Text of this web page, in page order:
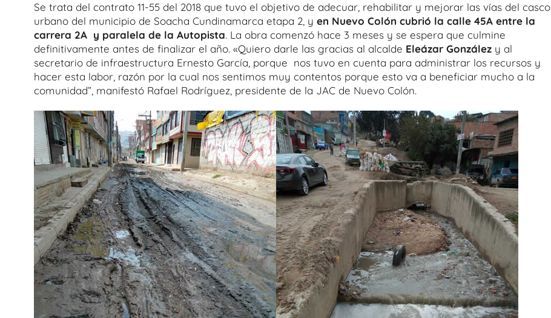
Se trata del contrato 11-55 del 2018 que tuvo el objetivo de adecuar, rehabilitar y mejorar las vías del casco
urbano del municipio de Soacha Cundinamarca etapa 2, y en Nuevo Colón cubrió la calle 45A entre la
carrera 2A y paralela de la Autopista. La obra comenzó hace 3 meses y se espera que culmine
definitivamente antes de finalizar el año. «Quiero darle las gracias al alcalde Eleázar González y al
secretario de infraestructura Ernesto García, porque nos tuvo en cuenta para administrar los recursos y
hacer esta labor, razón por la cual nos sentimos muy contentos porque esto va a beneficiar mucho a la
comunidad”, manifestó Rafael Rodríguez, presidente de la JAC de Nuevo Colón.